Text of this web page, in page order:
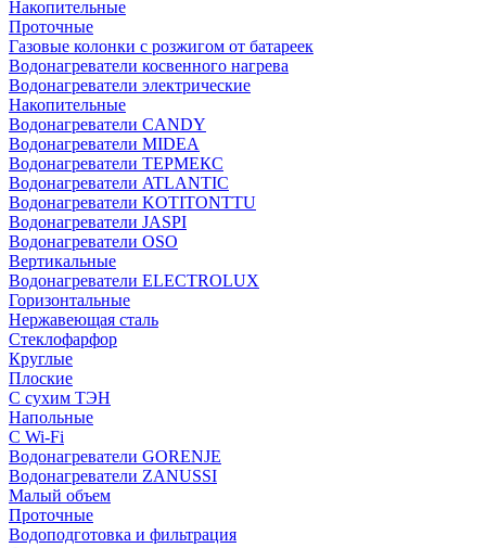
Накопительные
Проточные
Газовые колонки с розжигом от батареек
Водонагреватели косвенного нагрева
Водонагреватели электрические
Накопительные
Водонагреватели CANDY
Водонагреватели MIDEA
Водонагреватели ТЕРМЕКС
Водонагреватели ATLANTIC
Водонагреватели KOTITONTTU
Водонагреватели JASPI
Водонагреватели OSO
Вертикальные
Водонагреватели ELECTROLUX
Горизонтальные
Нержавеющая сталь
Стеклофарфор
Круглые
Плоские
С сухим ТЭН
Напольные
С Wi-Fi
Водонагреватели GORENJE
Водонагреватели ZANUSSI
Малый объем
Проточные
Водоподготовка и фильтрация